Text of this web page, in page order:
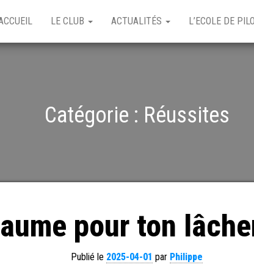
LE CLUB ACTUALITÉS L’ECOLE DE
Catégorie : Réussites
pour ton
Publié le 2025-04-01 par Philippe